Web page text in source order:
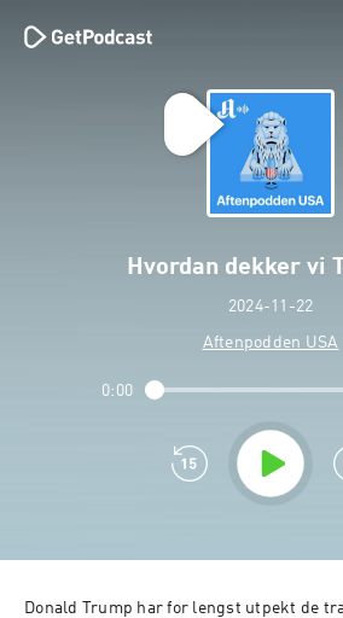
Hvordan dekker vi
2024-11-22
Aftenpodden USA
0:00
Donald Trump har for lengst utpekt de